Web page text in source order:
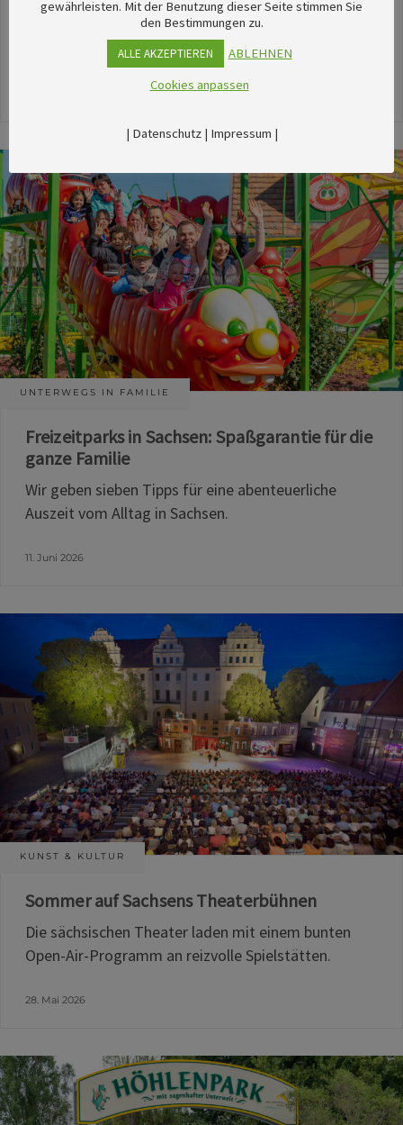
stimmungsvolle Veranstaltungen im August
herausgesucht.
UNTERWEGS IN FAMILIE
Freizeitparks in Sachsen: Spaßgarantie für die
ganze Familie
Wir geben sieben Tipps für eine abenteuerliche
Auszeit vom Alltag in Sachsen.
11. Juni 2026
KUNST & KULTUR
Sommer auf Sachsens Theaterbühnen
Die sächsischen Theater laden mit einem bunten
Open-Air-Programm an reizvolle Spielstätten.
28. Mai 2026
gewährleisten. Mit der Benutzung dieser Seite stimmen Sie
den Bestimmungen zu.
ALLE AKZEPTIEREN
ABLEHNEN
Cookies anpassen
| Datenschutz| Impressum |